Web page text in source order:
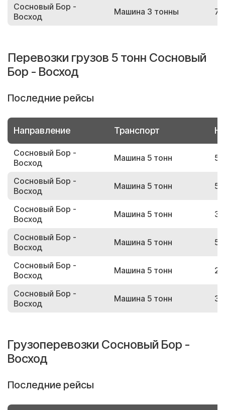
Сосновый Бор -
Восход
Машина 3 тонны
Перевозки грузов 5 тонн Сосновый
Бор - Восход
Последние рейсы
Направление Транспорт
Сосновый Бор -
Восход
Машина 5 тонн
Сосновый Бор -
Восход
Машина 5 тонн
Сосновый Бор -
Восход
Машина 5 тонн
Сосновый Бор -
Восход
Машина 5 тонн
Сосновый Бор -
Восход
Машина 5 тонн
Сосновый Бор -
Восход
Машина 5 тонн
Грузоперевозки Сосновый Бор -
Восход
Последние рейсы